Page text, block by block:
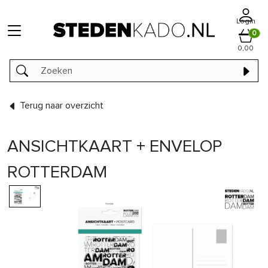
Login
0
0,00
Terug naar overzicht
ANSICHTKAART + ENVELOP
ROTTERDAM